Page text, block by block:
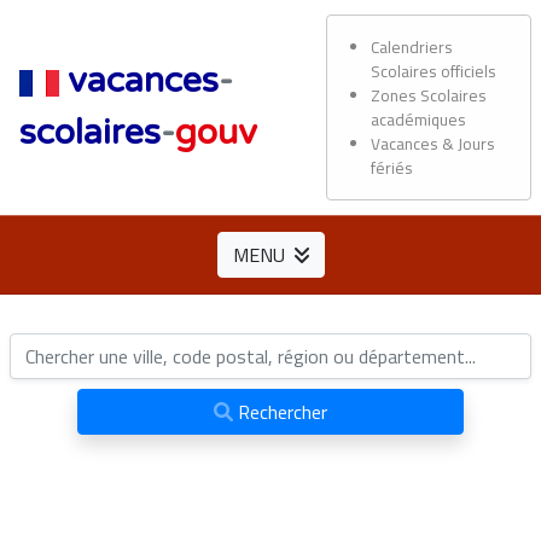
vacances-
scolaires-gouv
Calendriers
Scolaires officiels
Zones Scolaires
académiques
Vacances & Jours
fériés
MENU
Rechercher